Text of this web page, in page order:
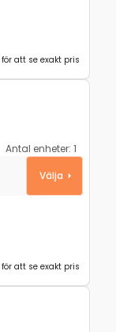
för att se exakt pris
Antal enheter: 1
Välja
för att se exakt pris